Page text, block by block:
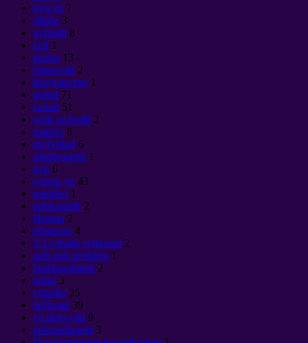
bywyd 7
sillafu 3
gyfraith 8
celf 1
karma 13
hinsawdd 2
Колдовство 1
gofod 71
cariad 51
wrth eu bodd 2
matrics 6
myfyrdod 6
meddygaeth 1
dyn 6
rydym yn 43
meddwl 1
poblogaeth 2
Нервы 2
объекты 4
Y Gyfraith sylfaenol 2
ateb pob problem 1
buddugoliaeth 2
polisi 3
ymarfer 25
deffroad 39
yn digwydd 9
goleuedigaeth 3